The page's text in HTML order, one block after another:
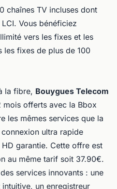
chaînes TV incluses dont
Vous bénéficiez
vers les fixes et les
les fixes de plus de 100
la fibre, Bouygues Telecom
offerts avec la Bbox
les mêmes services que la
ultra rapide
HD garantie. Cette offre est
au même tarif soit 37.90€.
services innovants : une
un enregistreur